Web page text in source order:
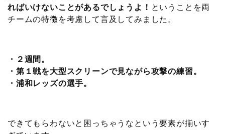
ればいけないことがあるでしょうよ！ ということを両
チームの特徴を考慮して言及してみました。
・２週間。
・第１戦を大型スクリーンで見ながら攻撃の練習。
・浦和レッズの選手。
できてもらわないと困っちゃうなという要素が揃いす